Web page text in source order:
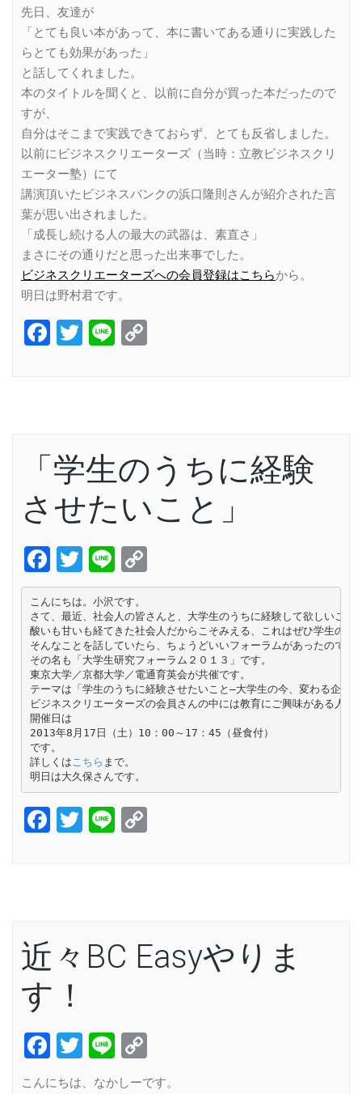
先日、友達が
「とても良い本があって、本に書いてある通りに実践した
らとても効果があった」
と話してくれました。
本のタイトルを聞くと、以前に自分が買った本だったので
すが、
自分はそこまで実践できておらず、とても反省しました。
以前にビジネスクリエーターズ（当時：立教ビジネスクリ
エーター塾）にて
講演頂いたビジネスバンクの浜口隆則さんが紹介された言
葉が思い出されました。
「成長し続ける人の最大の武器は、素直さ」
まさにその通りだと思った出来事でした。
ビジネスクリエーターズへの会員登録はこちらから。
明日は野村君です。
Facebook
Twitter
Line
「学生のうちに経験
させたいこと」
Facebook
Twitter
Line
Link
こんにちは。小沢です。
さて、最近、社会人の皆さんと、大学生のうちに経験して欲しいこ
酸いも甘いも経てきた社会人だからこそみえる、これはぜひ学生のう
そんなことを話していたら、ちょうどいいフォーラムがあったので、
その名も「大学生研究フォーラム２０１３」です。
東京大学／京都大学／電通育英会が共催です。
テーマは「学生のうちに経験させたいこと―大学生の今、変わる企業
ビジネスクリエーターズの会員さんの中には教育にご興味がある人
開催日は
2013年8月17日（土）10：00～17：45（昼食付）
です。
詳しくはこちら まで。
明日は大久保さんです。
Facebook
Twitter
Line
近々BC Easyやりま
す！
Facebook
Twitter
Line
Link
こんにちは、なかしーです。